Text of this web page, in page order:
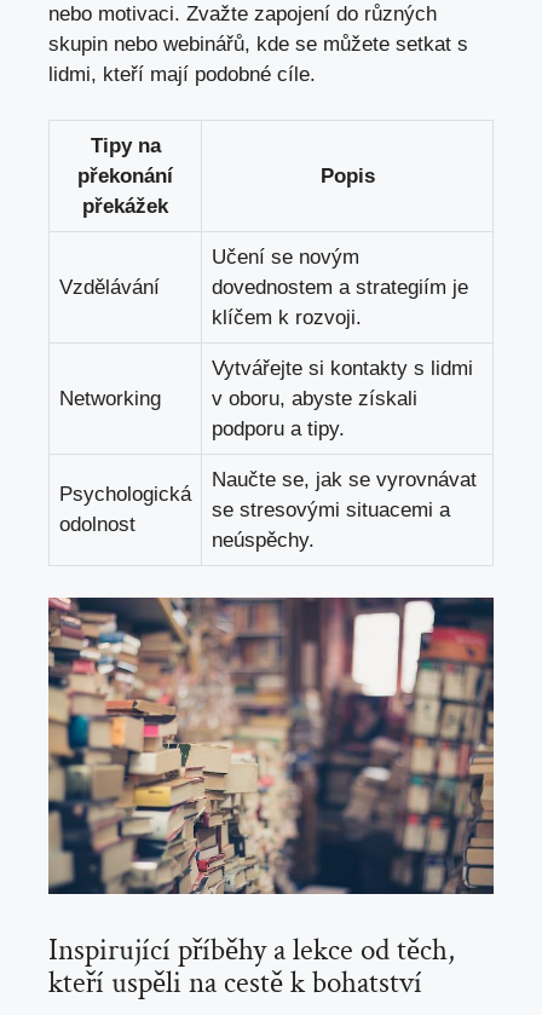
nebo motivaci. Zvažte zapojení do různých
skupin nebo webinářů, kde se můžete setkat s
lidmi, kteří mají podobné cíle.
Tipy na
překonání
překážek
Popis
Vzdělávání
Učení se novým
dovednostem a strategiím je
klíčem k rozvoji.
Networking
Vytvářejte si kontakty s lidmi
v oboru, abyste získali
podporu a tipy.
Psychologická
odolnost
Naučte se, jak se vyrovnávat
se stresovými situacemi a
neúspěchy.
Inspirující příběhy a lekce od těch,
kteří uspěli na cestě k bohatství